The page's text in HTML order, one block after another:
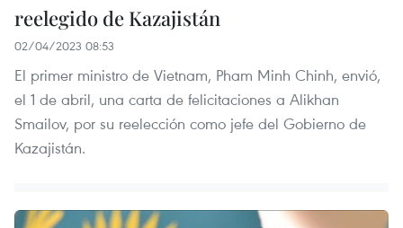
reelegido de Kazajistán
02/04/2023 08:53
El primer ministro de Vietnam, Pham Minh Chinh, envió,
el 1 de abril, una carta de felicitaciones a Alikhan
Smailov, por su reelección como jefe del Gobierno de
Kazajistán.